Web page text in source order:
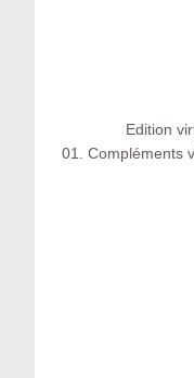
Edition
01. Compléments